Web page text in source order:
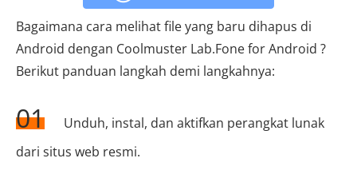
Bagaimana cara melihat file yang baru dihapus di
Android dengan Coolmuster Lab.Fone for Android ?
Berikut panduan langkah demi langkahnya:
01
Unduh, instal, dan aktifkan perangkat lunak
dari situs web resmi.